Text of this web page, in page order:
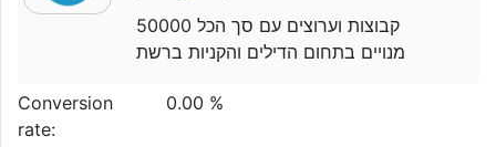
קבוצות וערוצים עם סך הכל 50000
מנויים בתחום הדילים והקניות ברשת
Conversion
rate:
0.00 %